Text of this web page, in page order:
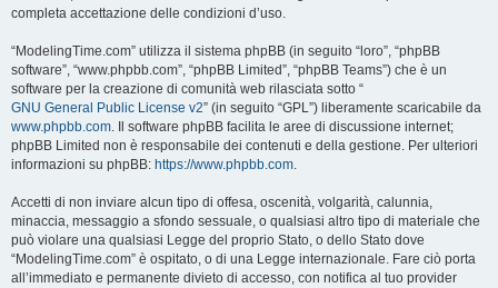
completa accettazione delle condizioni d’uso.
“ModelingTime.com” utilizza il sistema phpBB (in seguito “loro”, “phpBB
software”, “www.phpbb.com”, “phpBB Limited”, “phpBB Teams”) che è un
software per la creazione di comunità web rilasciata sotto “
GNU General Public License v2” (in seguito “GPL”) liberamente scaricabile da
www.phpbb.com. Il software phpBB facilita le aree di discussione internet;
phpBB Limited non è responsabile dei contenuti e della gestione. Per ulteriori
informazioni su phpBB: https://www.phpbb.com.
Accetti di non inviare alcun tipo di offesa, oscenità, volgarità, calunnia,
minaccia, messaggio a sfondo sessuale, o qualsiasi altro tipo di materiale che
può violare una qualsiasi Legge del proprio Stato, o dello Stato dove
“ModelingTime.com” è ospitato, o di una Legge internazionale. Fare ciò porta
all’immediato e permanente divieto di accesso, con notifica al tuo provider